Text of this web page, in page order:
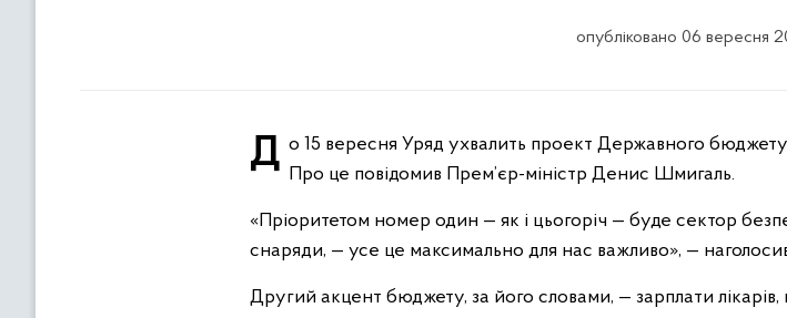
опубліковано 06 вересня
До 15 вересня Уряд ухвалить проект Державного бюджету на 2024 рік. Його розробка вже на фінальній стадії. Про це повідомив Прем’єр-міністр Денис Шмигаль.
«Пріоритетом номер один — як і цьогоріч — буде сектор
снаряди, — усе це максимально для нас важливо», —
Другий акцент бюджету, за його словами, — зарплати лікарів,